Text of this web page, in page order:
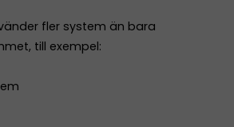
fler system än bara
till exempel: